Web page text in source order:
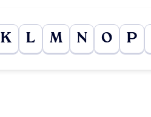
K L M N O P